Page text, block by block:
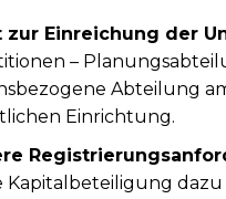
zur Einreichung der
–
Abteilung
Einrichtung.
Kapitalbeteiligung dazu